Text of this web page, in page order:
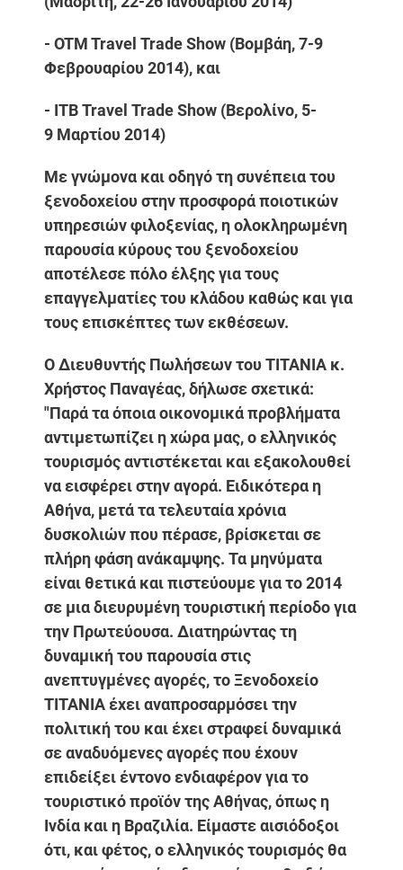
- OTM Travel Trade Show (Βομβάη, 7-9
Φεβρουαρίου 2014), και
- ITB Travel Trade Show (Βερολίνο, 5-
9 Μαρτίου 2014)
Με γνώμονα και οδηγό τη συνέπεια του
ξενοδοχείου στην προσφορά ποιοτικών
υπηρεσιών φιλοξενίας, η ολοκληρωμένη
παρουσία κύρους του ξενοδοχείου
αποτέλεσε πόλο έλξης για τους
επαγγελματίες του κλάδου καθώς και για
τους επισκέπτες των εκθέσεων.
Ο Διευθυντής Πωλήσεων του ΤΙΤΑΝΙΑ κ.
Χρήστος Παναγέας, δήλωσε σχετικά:
"Παρά τα όποια οικονομικά προβλήματα
αντιμετωπίζει η χώρα μας, ο ελληνικός
τουρισμός αντιστέκεται και εξακολουθεί
να εισφέρει στην αγορά. Ειδικότερα η
Αθήνα, μετά τα τελευταία χρόνια
δυσκολιών που πέρασε, βρίσκεται σε
πλήρη φάση ανάκαμψης. Τα μηνύματα
είναι θετικά και πιστεύουμε για το 2014
σε μια διευρυμένη τουριστική περίοδο για
την Πρωτεύουσα. Διατηρώντας τη
δυναμική του παρουσία στις
ανεπτυγμένες αγορές, το Ξενοδοχείο
ΤΙΤΑΝΙΑ έχει αναπροσαρμόσει την
πολιτική του και έχει στραφεί δυναμικά
σε αναδυόμενες αγορές που έχουν
επιδείξει έντονο ενδιαφέρον για το
τουριστικό προϊόν της Αθήνας, όπως η
Ινδία και η Βραζιλία. Είμαστε αισιόδοξοι
ότι, και φέτος, ο ελληνικός τουρισμός θα